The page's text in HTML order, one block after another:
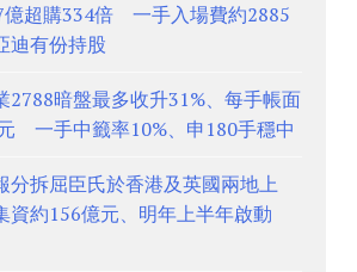
億超購334倍 一手入場費約2885
迪有份持股
2788暗盤最多收升31%、每手帳面
一手中籤率10%、申180手穩中
分拆屈臣氏於香港及英國兩地上
約156億元、明年上半年啟動